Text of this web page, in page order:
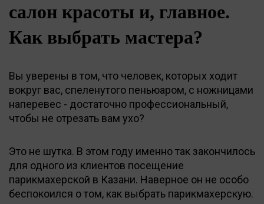
салон красоты и, главное.
Как выбрать мастера?
Вы уверены в том, что человек, которых ходит
вокруг вас, спеленутого пеньюаром, с ножницами
наперевес - достаточно профессиональный,
чтобы не отрезать вам ухо?
Это не шутка. В этом году именно так закончилось
для одного из клиентов посещение
парикмахерской в Казани. Наверное он не особо
беспокоился о том, как выбрать парикмахерскую.